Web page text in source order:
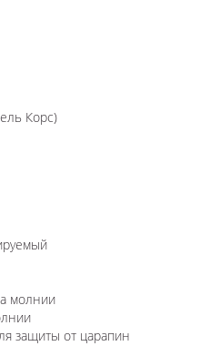
Корс)
молнии
защиты от царапин